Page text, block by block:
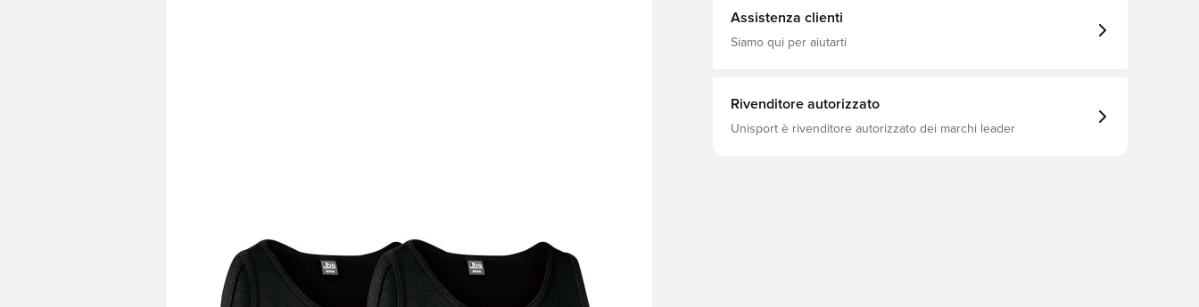
Assistenza clienti
Siamo qui per aiutarti
Rivenditore autorizzato
Unisport è rivenditore autorizzato dei marchi leader